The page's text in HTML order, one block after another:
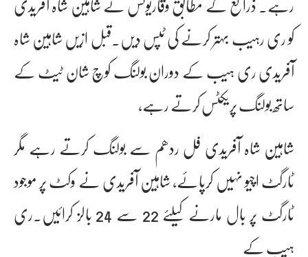
کو ری رہیب بہتر کرنے کی ٹپس دیں۔قبل ازیں شاہین شاہ
آفریدی ری ہیب کے دوران بولنگ کوچ شان ٹیٹ کے
ساتھ بولنگ پریکٹس کرتے رہے،
شاہین شاہ آفریدی فل ردھم سے بولنگ کرتے رہے مگر
ٹارگٹ اچیو نہیں کرپائے، شاہین آفریدی نے وکٹ پر موجود
ٹارگٹ پر بال مارنے کیلئے 22 سے 24 بالز کرائیں۔ری
ہیب کے